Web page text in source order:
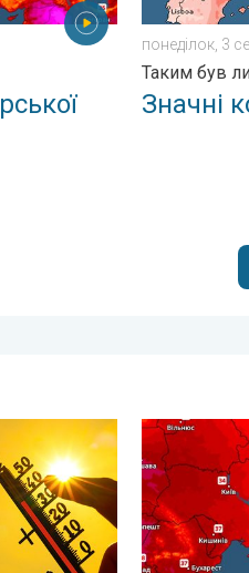
понеділок, 3
Таким був
Значні
2026 р.
Погодна тенденція. . .
Автомобіль